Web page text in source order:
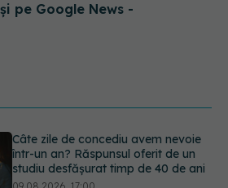
pe Google News -
Greșeala periculoasă făcută de
bolnavii de rinichi în timpul caniculei
09.08.2026, 16:00